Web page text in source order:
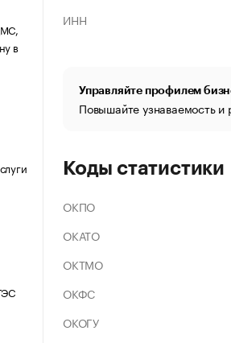
в
ИНН
Управляйте профилем
Повышайте узнаваемость
Коды статистики
ОКПО
ОКАТО
ОКТМО
ОКФС
ОКОГУ